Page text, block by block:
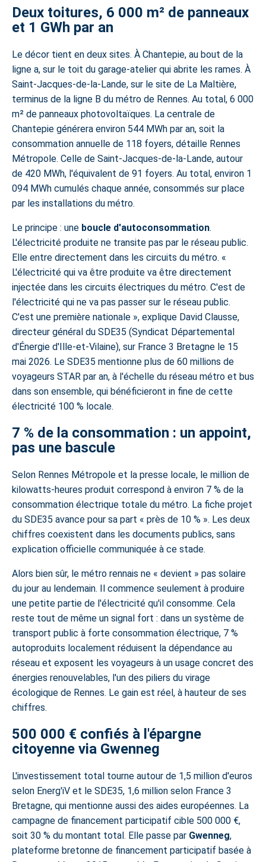
Deux toitures, 6 000 m² de panneaux
et 1 GWh par an
Le décor tient en deux sites. À Chantepie, au bout de la
ligne a, sur le toit du garage-atelier qui abrite les rames. À
Saint-Jacques-de-la-Lande, sur le site de La Maltière,
terminus de la ligne B du métro de Rennes. Au total, 6 000
m² de panneaux photovoltaïques. La centrale de
Chantepie générera environ 544 MWh par an, soit la
consommation annuelle de 118 foyers, détaille Rennes
Métropole. Celle de Saint-Jacques-de-la-Lande, autour
de 420 MWh, l'équivalent de 91 foyers. Au total, environ 1
094 MWh cumulés chaque année, consommés sur place
par les installations du métro.
Le principe : une boucle d'autoconsommation.
L'électricité produite ne transite pas par le réseau public.
Elle entre directement dans les circuits du métro. «
L'électricité qui va être produite va être directement
injectée dans les circuits électriques du métro. C'est de
l'électricité qui ne va pas passer sur le réseau public.
C'est une première nationale », explique David Clausse,
directeur général du SDE35 (Syndicat Départemental
d'Énergie d'Ille-et-Vilaine), sur France 3 Bretagne le 15
mai 2026. Le SDE35 mentionne plus de 60 millions de
voyageurs STAR par an, à l'échelle du réseau métro et bus
dans son ensemble, qui bénéficieront in fine de cette
électricité 100 % locale.
7 % de la consommation : un appoint,
pas une bascule
Selon Rennes Métropole et la presse locale, le million de
kilowatts-heures produit correspond à environ 7 % de la
consommation électrique totale du métro. La fiche projet
du SDE35 avance pour sa part « près de 10 % ». Les deux
chiffres coexistent dans les documents publics, sans
explication officielle communiquée à ce stade.
Alors bien sûr, le métro rennais ne « devient » pas solaire
du jour au lendemain. Il commence seulement à produire
une petite partie de l'électricité qu'il consomme. Cela
reste tout de même un signal fort : dans un système de
transport public à forte consommation électrique, 7 %
autoproduits localement réduisent la dépendance au
réseau et exposent les voyageurs à un usage concret des
énergies renouvelables, l'un des piliers du virage
écologique de Rennes. Le gain est réel, à hauteur de ses
chiffres.
500 000 € confiés à l'épargne
citoyenne via Gwenneg
L'investissement total tourne autour de 1,5 million d'euros
selon Energ'iV et le SDE35, 1,6 million selon France 3
Bretagne, qui mentionne aussi des aides européennes. La
campagne de financement participatif cible 500 000 €,
soit 30 % du montant total. Elle passe par Gwenneg,
plateforme bretonne de financement participatif basée à